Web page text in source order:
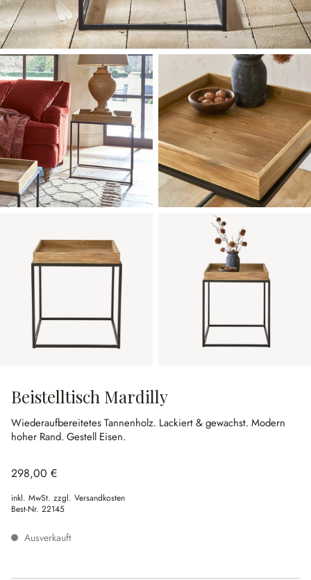
Beistelltisch Mardilly
Wiederaufbereitetes Tannenholz. Lackiert & gewachst. Modern
hoher Rand. Gestell Eisen.
298,00 €
inkl. MwSt. zzgl. Versandkosten
Best-Nr. 22145
Ausverkauft